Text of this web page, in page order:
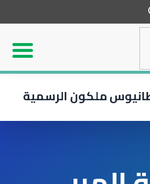
ملكون الرسمية